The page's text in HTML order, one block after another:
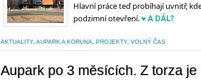
Hlavní práce teď probíhají uvnitř,
podzimní otevření.♥ A DÁL?
AKTUALITY, AUPARK A KORUNA PROJEKTY, VOLNÝ ČAS
Aupark po 3 měsících. Z torza